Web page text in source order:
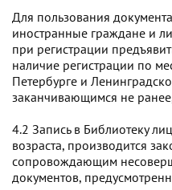
Для пользования
иностранные граждане и
при регистрации
наличие регистрации по
Петербурге и
заканчивающимся не
4.2 Запись в Библиотеку
возраста, производится
сопровождающим
документов,